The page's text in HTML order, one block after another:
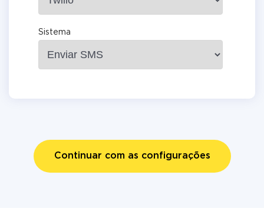
Sistema
Continuar com as configurações